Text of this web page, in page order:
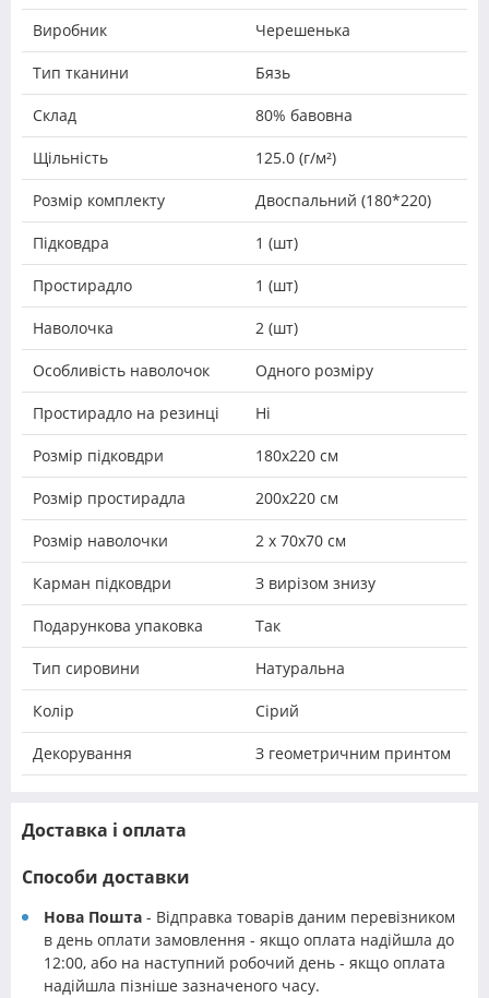
Виробник Черешенька
Тип тканини Бязь
Склад 80% бавовна
Щільність 125.0 (г/м²)
Розмір комплекту Двоспальний (180*220)
Підковдра 1 (шт)
Простирадло 1 (шт)
Наволочка 2 (шт)
Особливість наволочок Одного розміру
Простирадло на резинці Ні
Розмір підковдри 180х220 см
Розмір простирадла 200х220 см
Розмір наволочки 2 х 70х70 см
Карман підковдри З вирізом знизу
Подарункова упаковка Так
Тип сировини Натуральна
Колір Сірий
Декорування З геометричним принтом
Доставка і оплата
Способи доставки
Нова Пошта - Відправка товарів даним перевізником
в день оплати замовлення - якщо оплата надійшла до
12:00, або на наступний робочий день - якщо оплата
надійшла пізніше зазначеного часу.